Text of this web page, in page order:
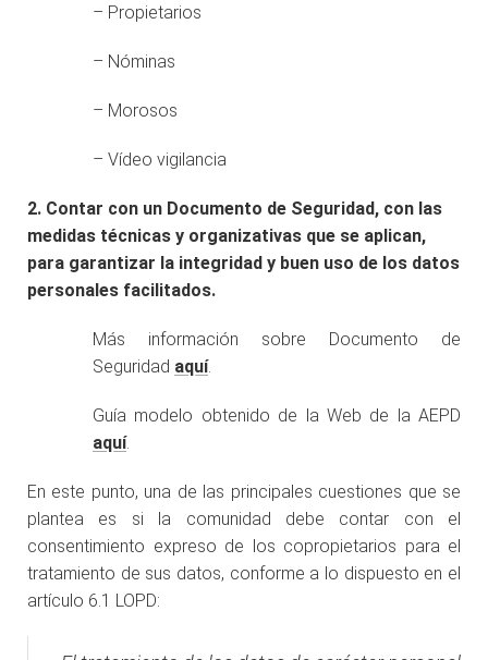
– Propietarios
– Nóminas
– Morosos
– Vídeo vigilancia
2. Contar con un Documento de Seguridad, con las
medidas técnicas y organizativas que se aplican,
para garantizar la integridad y buen uso de los datos
personales facilitados.
Más información sobre Documento de
Seguridad aquí.
Guía modelo obtenido de la Web de la AEPD
aquí.
En este punto, una de las principales cuestiones que se
plantea es si la comunidad debe contar con el
consentimiento expreso de los copropietarios para el
tratamiento de sus datos, conforme a lo dispuesto en el
artículo 6.1 LOPD: